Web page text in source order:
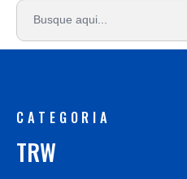
CATEGORIA
TRW